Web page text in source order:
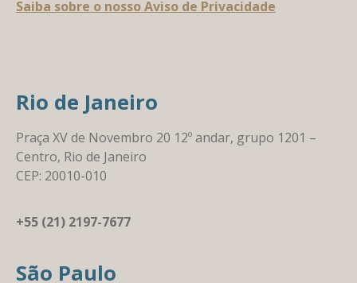
Saiba sobre o nosso Aviso de Privacidade
Rio de Janeiro
Praça XV de Novembro 20 12º andar, grupo 1201 –
Centro, Rio de Janeiro
CEP: 20010-010
+55 (21) 2197-7677
São Paulo